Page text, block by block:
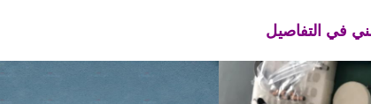
في التفاصيل